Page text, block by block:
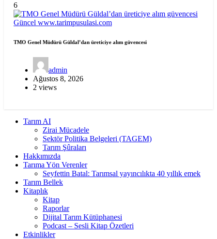
6
Güncel www.tarimpusulasi.com
TMO Genel Müdürü Güldal’dan üreticiye alım güvencesi
admin
Ağustos 8, 2026
2 views
Tarım AI
Zirai Mücadele
Sektör Politika Belgeleri (TAGEM)
Tarım Şûraları
Hakkımızda
Tarıma Yön Verenler
Seyfettin Batal: Tarımsal yayıncılıkta 40 yıllık emek
Tarım Bellek
Kitaplık
Kitap
Raporlar
Dijital Tarım Kütüphanesi
Podcast – Sesli Kitap Özetleri
Etkinlikler